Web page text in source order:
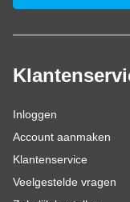
Inloggen
Account aanmaken
Klantenservice
Veelgestelde vragen